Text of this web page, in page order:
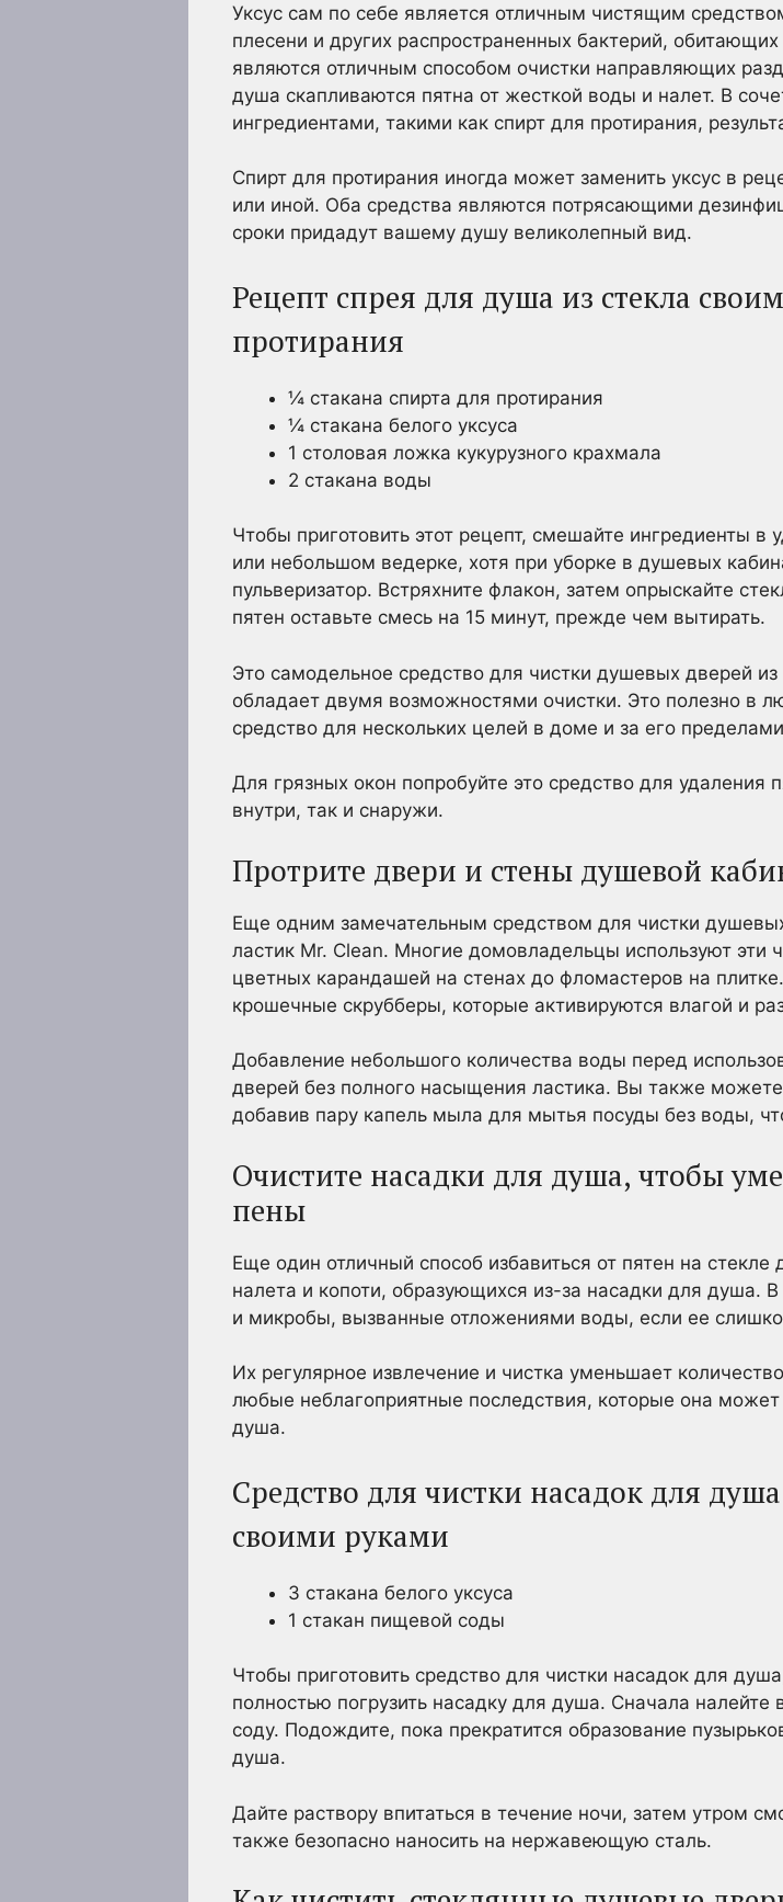
Уксус сам по себе является отличным чистящим
плесени и других распространенных бактерий,
являются отличным способом очистки направляющих
душа скапливаются пятна от жесткой воды и налет. В
ингредиентами, такими как спирт для протирания,
Спирт для протирания иногда может заменить уксус в
или иной. Оба средства являются потрясающими
сроки придадут вашему душу великолепный вид.
Рецепт спрея для душа из стекла
протирания
¼ стакана спирта для протирания
¼ стакана белого уксуса
1 столовая ложка кукурузного крахмала
2 стакана воды
Чтобы приготовить этот рецепт, смешайте ингредиенты в
или небольшом ведерке, хотя при уборке в душевых
пульверизатор. Встряхните флакон, затем опрыскайте
пятен оставьте смесь на 15 минут, прежде чем вытирать.
Это самодельное средство для чистки душевых дверей
обладает двумя возможностями очистки. Это полезно в
средство для нескольких целей в доме и за его
Для грязных окон попробуйте это средство для удаления
внутри, так и снаружи.
Протрите двери и стены душевой
Еще одним замечательным средством для чистки
ластик Mr. Clean. Многие домовладельцы используют эти
цветных карандашей на стенах до фломастеров на
крошечные скрубберы, которые активируются влагой и
Добавление небольшого количества воды перед
дверей без полного насыщения ластика. Вы также
добавив пару капель мыла для мытья посуды без воды,
Очистите насадки для душа, чтобы
пены
Еще один отличный способ избавиться от пятен на
налета и копоти, образующихся из-за насадки для душа.
и микробы, вызванные отложениями воды, если ее
Их регулярное извлечение и чистка уменьшает
любые неблагоприятные последствия, которые она
душа.
Средство для чистки насадок для
своими руками
3 стакана белого уксуса
1 стакан пищевой соды
Чтобы приготовить средство для чистки насадок для
полностью погрузить насадку для душа. Сначала
соду. Подождите, пока прекратится образование
душа.
Дайте раствору впитаться в течение ночи, затем утром
также безопасно наносить на нержавеющую сталь.